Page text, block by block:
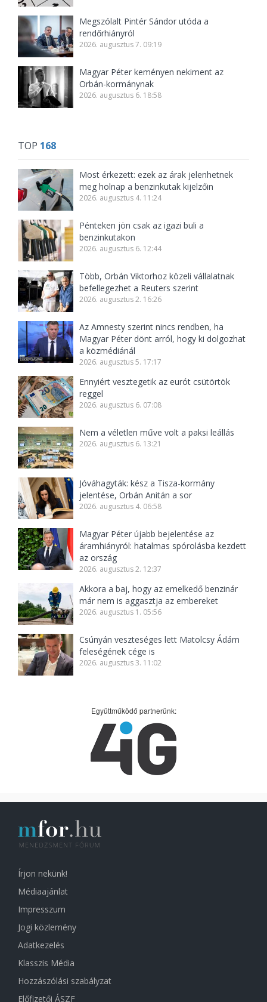
Megszólalt Pintér Sándor utóda a
rendőrhiányról
2026. augusztus 7. 09:19
Magyar Péter keményen nekiment az
Orbán-kormánynak
2026. augusztus 6. 18:58
TOP 168
Most érkezett: ezek az árak jelenhetnek
meg holnap a benzinkutak kijelzőin
2026. augusztus 4. 11:24
Pénteken jön csak az igazi buli a
benzinkutakon
2026. augusztus 6. 12:44
Több, Orbán Viktorhoz közeli vállalatnak
befellegezhet a Reuters szerint
2026. augusztus 2. 16:26
Az Amnesty szerint nincs rendben, ha
Magyar Péter dönt arról, hogy ki dolgozhat
a közmédiánál
2026. augusztus 5. 17:17
Ennyiért vesztegetik az eurót csütörtök
reggel
2026. augusztus 6. 07:08
Nem a véletlen műve volt a paksi leállás
2026. augusztus 6. 13:21
Jóváhagyták: kész a Tisza-kormány
jelentése, Orbán Anitán a sor
2026. augusztus 4. 06:58
Magyar Péter újabb bejelentése az
áramhiányról: hatalmas spórolásba kezdett
az ország
2026. augusztus 2. 12:37
Akkora a baj, hogy az emelkedő benzinár
már nem is aggasztja az embereket
2026. augusztus 1. 05:56
Csúnyán veszteséges lett Matolcsy Ádám
feleségének cége is
2026. augusztus 3. 11:02
Együttműködő partnerünk:
Írjon nekünk!
Médiaajánlat
Impresszum
Jogi közlemény
Adatkezelés
Klasszis Média
Hozzászólási szabályzat
Előfizetői ÁSZF